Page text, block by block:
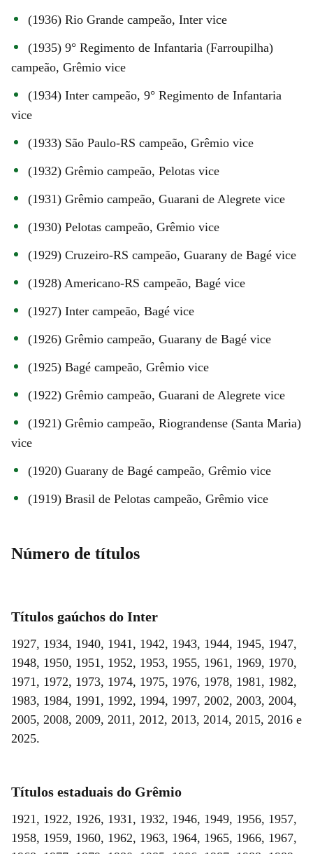
(1936) Rio Grande campeão, Inter vice
(1935) 9° Regimento de Infantaria (Farroupilha)
campeão, Grêmio vice
(1934) Inter campeão, 9° Regimento de Infantaria
vice
(1933) São Paulo-RS campeão, Grêmio vice
(1932) Grêmio campeão, Pelotas vice
(1931) Grêmio campeão, Guarani de Alegrete vice
(1930) Pelotas campeão, Grêmio vice
(1929) Cruzeiro-RS campeão, Guarany de Bagé vice
(1928) Americano-RS campeão, Bagé vice
(1927) Inter campeão, Bagé vice
(1926) Grêmio campeão, Guarany de Bagé vice
(1925) Bagé campeão, Grêmio vice
(1922) Grêmio campeão, Guarani de Alegrete vice
(1921) Grêmio campeão, Riograndense (Santa Maria)
vice
(1920) Guarany de Bagé campeão, Grêmio vice
(1919) Brasil de Pelotas campeão, Grêmio vice
Número de títulos
Títulos gaúchos do Inter
1927, 1934, 1940, 1941, 1942, 1943, 1944, 1945, 1947,
1948, 1950, 1951, 1952, 1953, 1955, 1961, 1969, 1970,
1971, 1972, 1973, 1974, 1975, 1976, 1978, 1981, 1982,
1983, 1984, 1991, 1992, 1994, 1997, 2002, 2003, 2004,
2005, 2008, 2009, 2011, 2012, 2013, 2014, 2015, 2016 e
2025.
Títulos estaduais do Grêmio
1921, 1922, 1926, 1931, 1932, 1946, 1949, 1956, 1957,
1958, 1959, 1960, 1962, 1963, 1964, 1965, 1966, 1967,